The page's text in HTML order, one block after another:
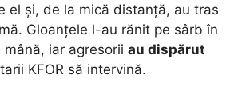
el și, de la mică distanță, au tras
Gloanțele l-au rănit pe sârb în
iar agresorii au dispărut
KFOR să intervină.